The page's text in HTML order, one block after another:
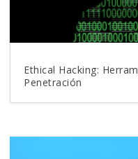
Ethical Hacking:
Penetración